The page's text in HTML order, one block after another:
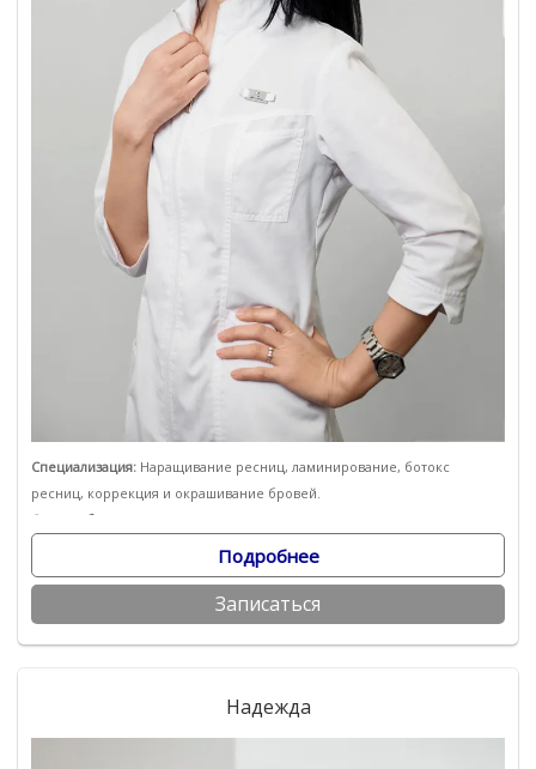
Специализация: Наращивание ресниц, ламинирование, ботокс
ресниц, коррекция и окрашивание бровей.
Опыт работы:
Подробнее
Записаться
Надежда